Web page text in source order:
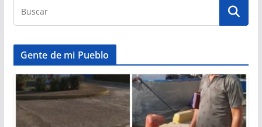
Gente de mi Pueblo